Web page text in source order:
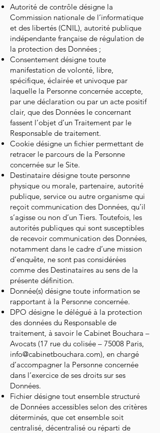
Autorité de contrôle désigne la
Commission nationale de l’informatique
et des libertés (CNIL), autorité publique
indépendante française de régulation de
la protection des Données ;
Consentement désigne toute
manifestation de volonté, libre,
spécifique, éclairée et univoque par
laquelle la Personne concernée accepte,
par une déclaration ou par un acte positif
clair, que des Données le concernant
fassent l’objet d’un Traitement par le
Responsable de traitement.
Cookie désigne un fichier permettant de
retracer le parcours de la Personne
concernée sur le Site.
Destinataire désigne toute personne
physique ou morale, partenaire, autorité
publique, service ou autre organisme qui
reçoit communication des Données, qu’il
s’agisse ou non d’un Tiers. Toutefois, les
autorités publiques qui sont susceptibles
de recevoir communication des Données,
notamment dans le cadre d’une mission
d’enquête, ne sont pas considérées
comme des Destinataires au sens de la
présente définition.
Donnée(s) désigne toute information se
rapportant à la Personne concernée.
DPO désigne le délégué à la protection
des données du Responsable de
traitement, à savoir le Cabinet Bouchara –
Avocats (17 rue du colisée – 75008 Paris,
info@cabinetbouchara.com), en chargé
d’accompagner la Personne concernée
dans l’exercice de ses droits sur ses
Données.
Fichier désigne tout ensemble structuré
de Données accessibles selon des critères
déterminés, que cet ensemble soit
centralisé, décentralisé ou réparti de